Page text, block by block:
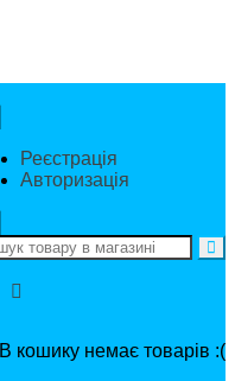
Реєстрація
Авторизація
В кошику немає товарів :(